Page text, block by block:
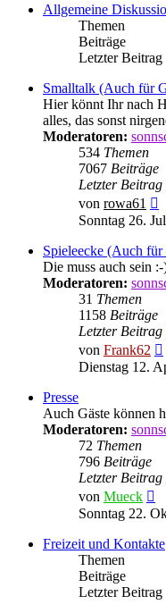
Allgemeine
Themen
Beiträge
Letzter Beitrag
Smalltalk (Auch für
Hier könnt Ihr nach
alles, das sonst
Moderatoren:
534 Themen
7067 Beiträge
Letzter Beitrag
von rowa61
Sonntag 26.
Spieleecke (Auch für
Die muss auch sein :-
Moderatoren:
31 Themen
1158 Beiträge
Letzter Beitrag
von Frank62
Dienstag 12.
Presse
Auch Gäste können
Moderatoren:
72 Themen
796 Beiträge
Letzter Beitrag
von Mueck
Sonntag 22.
Freizeit und Kontakte
Themen
Beiträge
Letzter Beitrag